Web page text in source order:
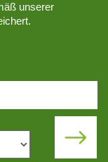
unserer